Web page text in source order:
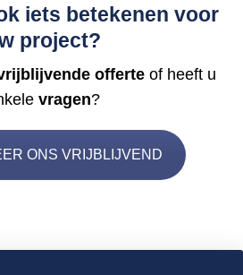
iets betekenen voor
project?
offerte of heeft u
vragen?
ONS VRIJBLIJVEND